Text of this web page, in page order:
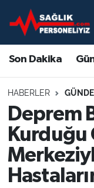
Son Dakika
HABERLER
Deprem
Son Dakika
Gündem
Sağlık
Mevzuat
Nöbetçi
Hava
Namaz
Trafik
Süper Lig